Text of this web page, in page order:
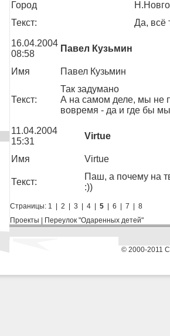
Город
Текст:
Да, всё
16.04.2004
08:58
Павел Кузьмин
Имя Павел Кузьмин
Текст:
Так задумано
А на самом деле, мы не
вовремя - да и где бы
11.04.2004
15:31
Virtue
Имя Virtue
Текст:
Паш, а почему на
:))
Страницы: 1 | 2 | 3 | 4 | 5 | 6 | 7 | 8
Проекты
Переулок "Одаренных детей"
© 2000-2011